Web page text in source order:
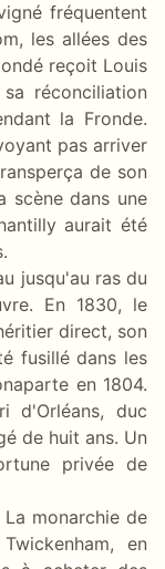
fréquentent
les allées des
reçoit Louis
réconciliation
la Fronde.
pas arriver
de son
scène dans une
aurait été
jusqu'au ras du
En 1830, le
direct, son
fusillé dans les
en 1804.
d'Orléans, duc
de huit ans. Un
privée de
monarchie de
en